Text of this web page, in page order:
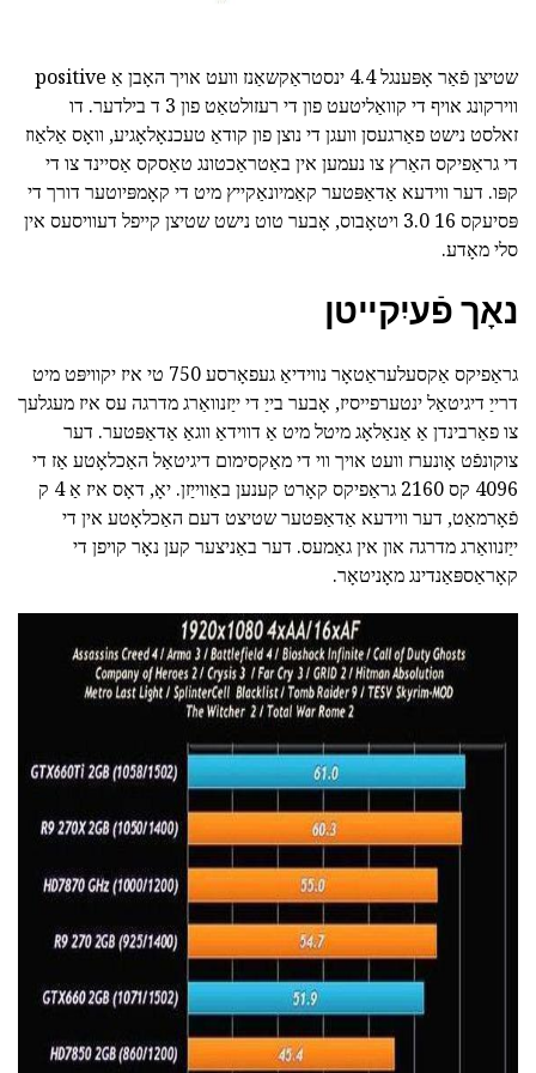
שטיצן פֿאַר אָפּענגל 4.4 ינסטראַקשאַנז וועט אויך האָבן אַ positive
ווירקונג אויף די קוואַליטעט פון די רעזולטאַט פון 3 ד בילדער. דו
זאלסט נישט פאַרגעסן וועגן די נוצן פון קודאַ טעכנאָלאָגיע, וואָס אַלאַוז
די גראַפיקס האַרץ צו נעמען אין באַטראַכטונג טאַסקס אַסיינד צו די
קפּו. דער ווידעא אַדאַפּטער קאַמיונאַקייץ מיט די קאָמפּיוטער דורך די
פּסיעקס 16 3.0 ויטאָבוס, אָבער טוט נישט שטיצן קייפל דעוויסעס אין
סלי מאָדע.
נאָך פֿעיִקייטן
גראַפיקס אַקסעלעראַטאָר נווידיאַ געפאָרסע 750 טי איז יקוויפּט מיט
דרייַ דיגיטאַל ינטערפייסיז, אָבער בייַ די ייַזנוואַרג מדרגה עס איז מעגלעך
צו פאַרבינדן אַ אַנאַלאָג מיטל מיט אַ דווידאַ ווגאַ אַדאַפּטער. דער
צוקונפֿט אָונערז וועט אויך ווי די מאַקסימום דיגיטאַל האַכלאָטע אַז די
4096 קס 2160 גראַפיקס קאָרט קענען באַווייַזן. יאָ, דאָס איז אַ 4 ק
פֿאָרמאַט, דער ווידעא אַדאַפּטער שטיצט דעם האַכלאָטע אין די
ייַזנוואַרג מדרגה און אין גאַמעס. דער באַניצער קען נאָר קויפן די
קאָראַספּאַנדינג מאָניטאָר.